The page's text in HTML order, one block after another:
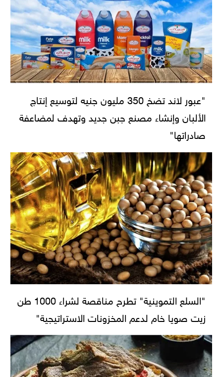
"عبور لاند تضخ 350 مليون جنيه لتوسيع إنتاج
الألبان وإنشاء مصنع جبن جديد وتهدف لمضاعفة
صادراتها"
"السلع التموينية" تطرح مناقصة لشراء 1000 طن
زيت صويا خام لدعم المخزونات الاستراتيجية"